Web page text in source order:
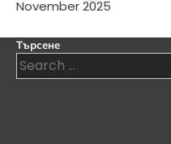
November 2025
Търсене
Search
for: